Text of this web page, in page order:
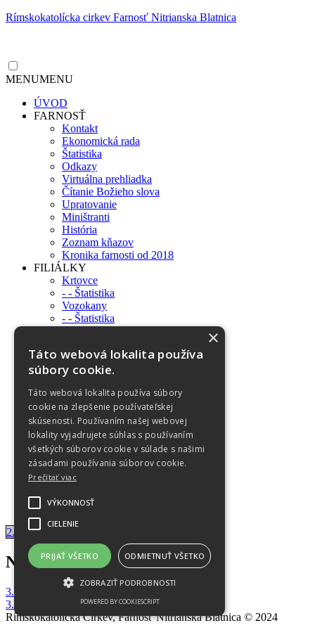
Rímskokatolícka cirkev Farnosť Nitrianska Blatnica
MENUMENU
ÚVOD
FARNOSŤ
Kontakt
Ekonomická rada
Štatistika
Odkazy
Virtuálna prehliadka
Čítanie Božieho slova
Upratovanie
Miništranti
História
Zoznam kňazov
Kronika farnosti od 2018
FILIÁLKY
Krtovce
- - Štatistika
Vozokany
- - Štatistika
Informácie
Virtuálna prehliadka
Farské oznamy
Sviatosti
FOTOGALÉRIA
Objekty a budovy
Do 2017
2018
2019
2020
OCHRANA OÚ
2. nedeľa v cezročnom období
Navigácia v článku
3. nedeľa po narodení Pána Krst Krista Pána
3. nedeľa v cezročnom období
Rímskokatolícka Cirkev, Farnosť Nitrianska Blatnica © 2024
×
Táto webová lokalita používa
súbory cookie.
Táto webová lokalita používa súbory
cookie na zlepšenie používateľskej
skúsenosti. Používaním našej webovej
lokality vyjadrujete súhlas s používaním
všetkých súborov cookie v súlade s našimi
zásadami používania súborov cookie.
Prečítať viac
VÝKONNOSŤ
CIELENIE
PRIJAŤ VŠETKO ODMIETNUŤ VŠETKO
ZOBRAZIŤ PODROBNOSTI
POWERED BY COOKIESCRIPT